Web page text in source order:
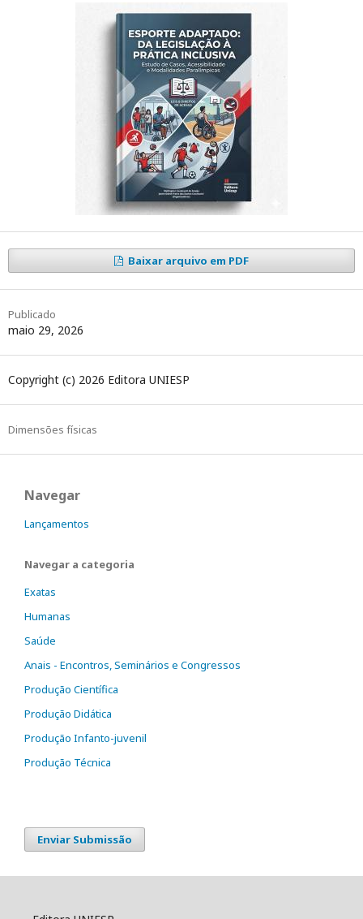
Baixar arquivo em PDF
Publicado
maio 29, 2026
Copyright (c) 2026 Editora UNIESP
Dimensões físicas
Navegar
Lançamentos
Navegar a categoria
Exatas
Humanas
Saúde
Anais - Encontros, Seminários e Congressos
Produção Científica
Produção Didática
Produção Infanto-juvenil
Produção Técnica
Enviar Submissão